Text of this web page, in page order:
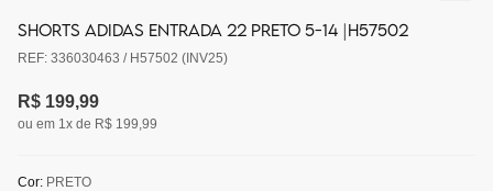
SHORTS ADIDAS ENTRADA 22 PRETO 5-14 |H57502
REF: 336030463 / H57502 (INV25)
R$ 199,99
ou em 1x de R$ 199,99
Cor: PRETO